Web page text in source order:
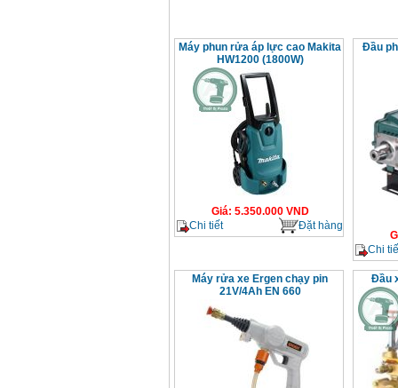
Máy phun rửa áp lực cao Makita
HW1200 (1800W)
Giá: 5.350.000VND
Chi tiết
Đặt hàng
Đầu
Chi
Máy rửa xe Ergen chạy pin
21V/4Ah EN 660
Đầu